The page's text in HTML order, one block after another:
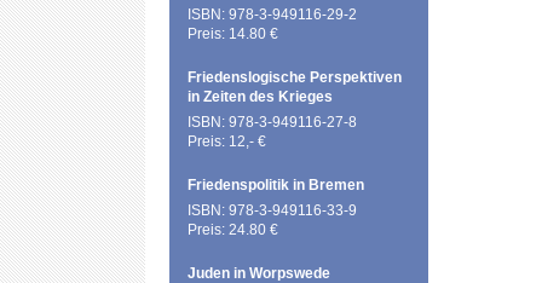
ISBN: 978-3-949116-29-2
Preis: 14.80 €
Friedenslogische Perspektiven
in Zeiten des Krieges
ISBN: 978-3-949116-27-8
Preis: 12,- €
Friedenspolitik in Bremen
ISBN: 978-3-949116-33-9
Preis: 24.80 €
Juden in Worpswede